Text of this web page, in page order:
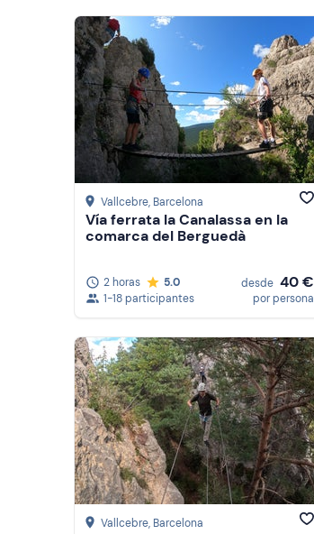
Vallcebre, Barcelona
Vía ferrata la Canalassa en la
comarca del Berguedà
2 horas
5.0
1-18 participantes
desde 40 €
por persona
Vallcebre, Barcelona